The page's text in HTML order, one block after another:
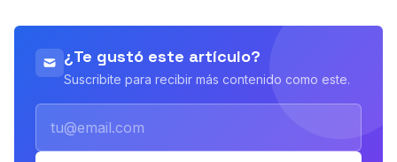
¿Te gustó este artículo?
Suscribite para recibir más contenido como este.